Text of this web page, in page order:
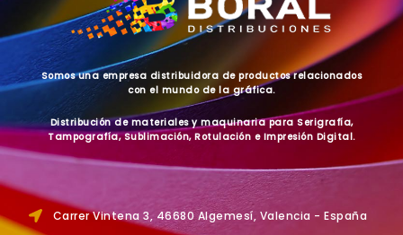
Somos una empresa distribuidora de productos relacionados
con el mundo de la gráfica.
Distribución de materiales y maquinaria para Serigrafía,
Tampografía, Sublimación, Rotulación e Impresión Digital.
Carrer Vintena 3, 46680 Algemesí, Valencia - España